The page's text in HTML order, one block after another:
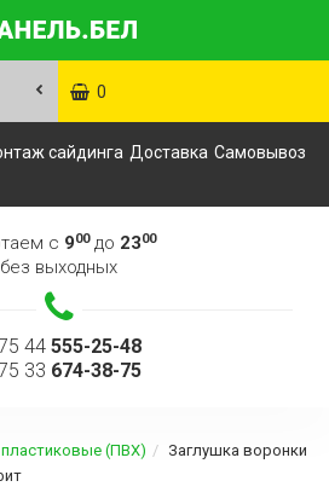
0
сайдинга Доставка Самовывоз
с 900до 2300
без выходных
44 555-25-48
33 674-38-75
(ПВХ)
Заглушка воронки